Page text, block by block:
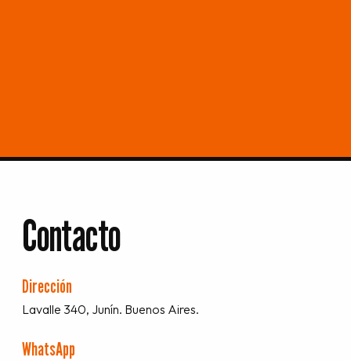
Contacto
Dirección
Lavalle 340, Junín. Buenos Aires.
WhatsApp